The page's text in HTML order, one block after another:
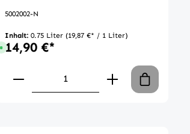
zu erhöhen oder
Wert ein oder
5002002-N
Inhalt: 0.75 Liter (19,87 €* / 1 Liter)
Sofort verfügbar, Lieferzeit: 1-3 Tage
14,90 €*
Produkt Anzahl: Gib den